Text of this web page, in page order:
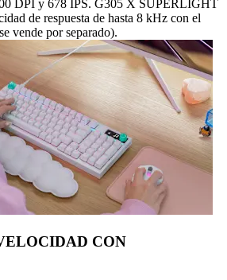
DPI y 678 IPS. G305 X SUPERLIGHT
de respuesta de hasta 8 kHz con el
vende por separado).
CON